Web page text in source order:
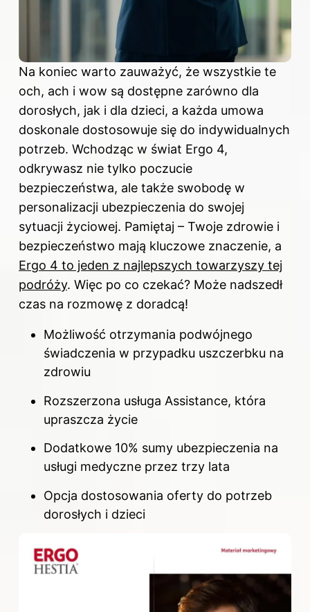
Na koniec warto zauważyć, że wszystkie te
och, ach i wow są dostępne zarówno dla
dorosłych, jak i dla dzieci, a każda umowa
doskonale dostosowuje się do indywidualnych
potrzeb. Wchodząc w świat Ergo 4,
odkrywasz nie tylko poczucie
bezpieczeństwa, ale także swobodę w
personalizacji ubezpieczenia do swojej
sytuacji życiowej. Pamiętaj – Twoje zdrowie i
bezpieczeństwo mają kluczowe znaczenie, a
Ergo 4 to jeden z najlepszych towarzyszy tej
podróży. Więc po co czekać? Może nadszedł
czas na rozmowę z doradcą!
Możliwość otrzymania podwójnego
świadczenia w przypadku uszczerbku na
zdrowiu
Rozszerzona usługa Assistance, która
upraszcza życie
Dodatkowe 10% sumy ubezpieczenia na
usługi medyczne przez trzy lata
Opcja dostosowania oferty do potrzeb
dorosłych i dzieci